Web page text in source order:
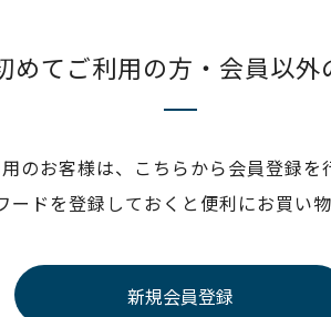
めてご利用の方・会員以外
のお客様は、こちらから会員登録を
ードを登録しておくと便利にお買い